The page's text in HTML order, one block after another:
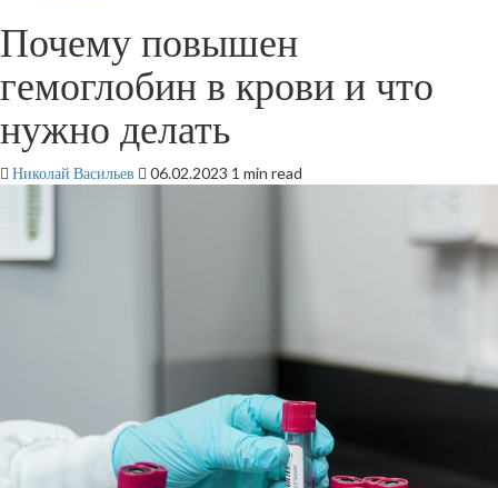
Почему повышен
гемоглобин в крови и что
нужно делать
Николай Васильев 06.02.2023 1 min read